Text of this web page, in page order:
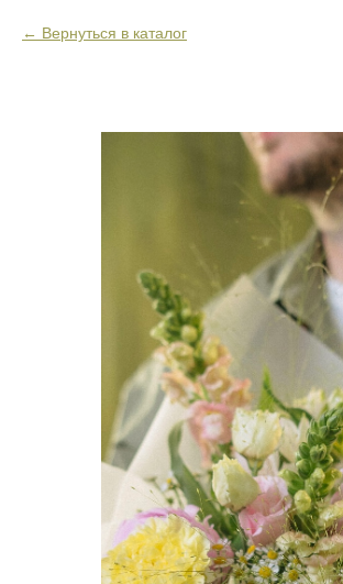
Вернуться в каталог